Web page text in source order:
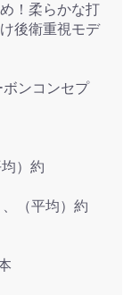
！柔らかな打
後衛重視モデ
ンコンセプ
）約
（平均）約